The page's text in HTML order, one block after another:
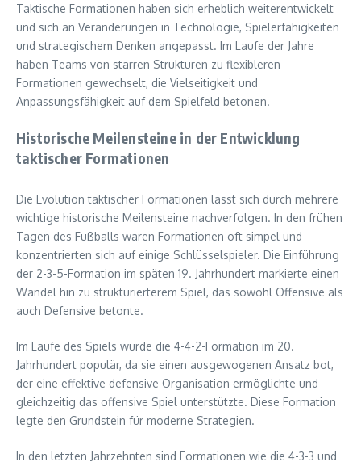
Taktische Formationen haben sich erheblich weiterentwickelt
und sich an Veränderungen in Technologie, Spielerfähigkeiten
und strategischem Denken angepasst. Im Laufe der Jahre
haben Teams von starren Strukturen zu flexibleren
Formationen gewechselt, die Vielseitigkeit und
Anpassungsfähigkeit auf dem Spielfeld betonen.
Historische Meilensteine in der Entwicklung
taktischer Formationen
Die Evolution taktischer Formationen lässt sich durch mehrere
wichtige historische Meilensteine nachverfolgen. In den frühen
Tagen des Fußballs waren Formationen oft simpel und
konzentrierten sich auf einige Schlüsselspieler. Die Einführung
der 2-3-5-Formation im späten 19. Jahrhundert markierte einen
Wandel hin zu strukturierterem Spiel, das sowohl Offensive als
auch Defensive betonte.
Im Laufe des Spiels wurde die 4-4-2-Formation im 20.
Jahrhundert populär, da sie einen ausgewogenen Ansatz bot,
der eine effektive defensive Organisation ermöglichte und
gleichzeitig das offensive Spiel unterstützte. Diese Formation
legte den Grundstein für moderne Strategien.
In den letzten Jahrzehnten sind Formationen wie die 4-3-3 und